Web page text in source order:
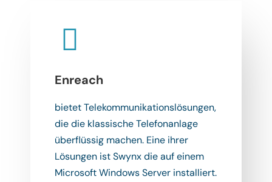
Enreach
bietet Telekommunikationslösungen,
die die klassische Telefonanlage
überflüssig machen. Eine ihrer
Lösungen ist Swynx die auf einem
Microsoft Windows Server installiert.